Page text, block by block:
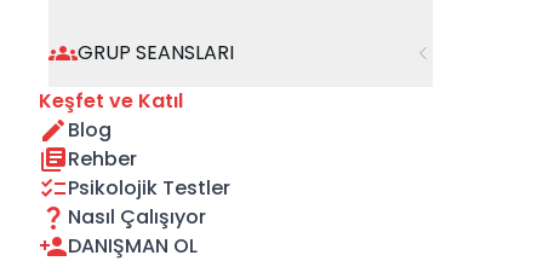
GRUP SEANSLARI
Keşfet ve Katıl
Blog
Rehber
Psikolojik Testler
Nasıl Çalışıyor
DANIŞMAN OL